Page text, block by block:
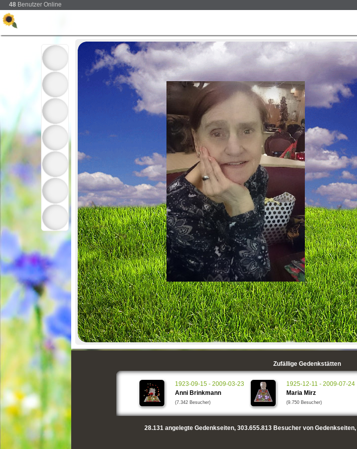
48 Benutzer Online
Zufällige Gedenkstätten
1923-09-15 - 2009-03-23
Anni Brinkmann
(7.342 Besucher)
1925-12-11 - 2009-07-24
Maria Mirz
(9.750 Besucher)
28.131angelegte Gedenkseiten, 303.655.813Besucher von Gedenkseiten,